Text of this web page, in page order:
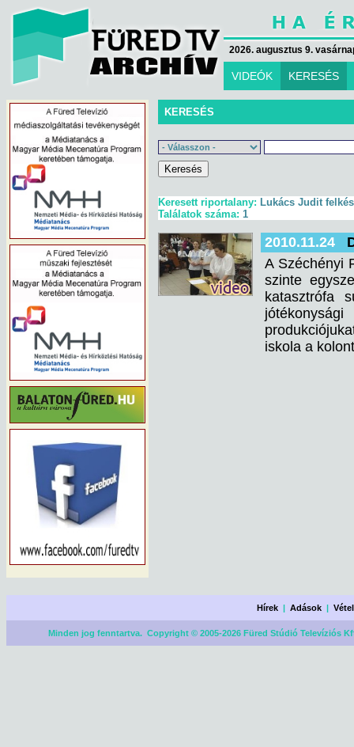
2026. augusztus 9.
VIDEÓK KERESÉS
KERESÉS
Keresett riportalany: Lukács Judit
Találatok száma: 1
2010.11.24
A Széchényi
szinte
katasztrófa
iskola a
Hírek |Adások |
Minden jog fenntartva. Copyright © 2005-2026 Füred Stúdió Televíziós